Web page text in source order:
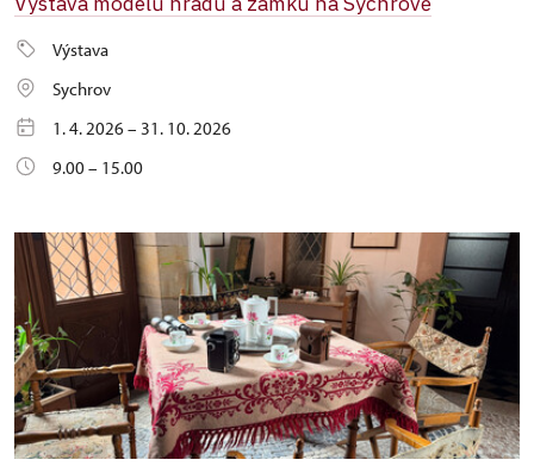
Výstava
Sychrov
1. 4. 2026 – 31. 10. 2026
9.00 – 15.00